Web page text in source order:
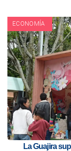
ECONOMÍA
La Guajira